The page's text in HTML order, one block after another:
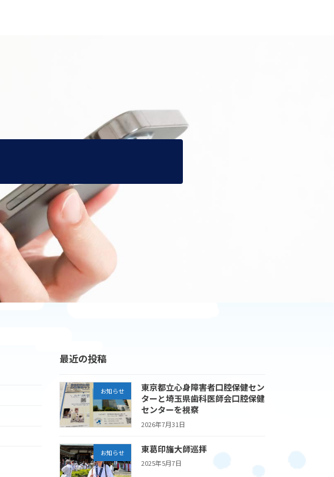
最近の投稿
お知らせ
東京都立心身障害者口腔保健セン
ターと埼玉県歯科医師会口腔保健
センターを視察
2026年7月31日
お知らせ 東葛印旛大師巡拝
2025年5月7日